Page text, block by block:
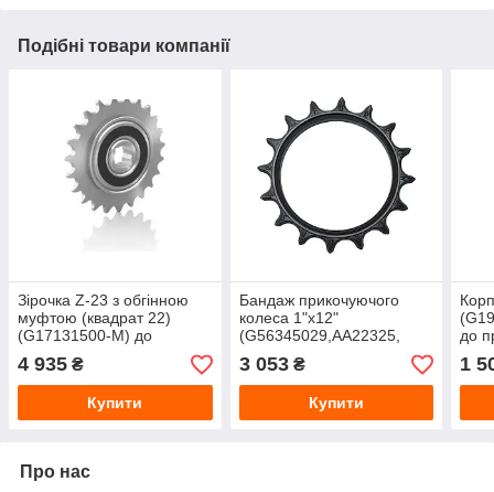
Подібні товари компанії
Зірочка Z-23 з обгінною
муфтою (квадрат 22)
(G17131500-M) до
просапної сівалки
Gaspardo від MayerPro
4 935 ₴
Купити
Бандаж прикочуючого
колеса 1"х12"
(G56345029,AA22325,
GD1085, F06120181-M) до
просапної сівалки
Gaspardo від MayerPro
3 053₴
Купити
до
1
Про нас